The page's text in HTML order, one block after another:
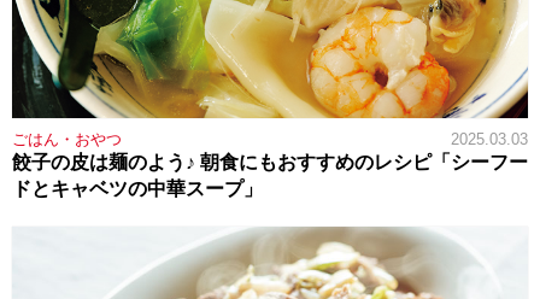
ごはん・おやつ 2025.03.03
餃子の皮は麺のよう♪ 朝食にもおすすめのレシピ「シーフー
ドとキャベツの中華スープ」